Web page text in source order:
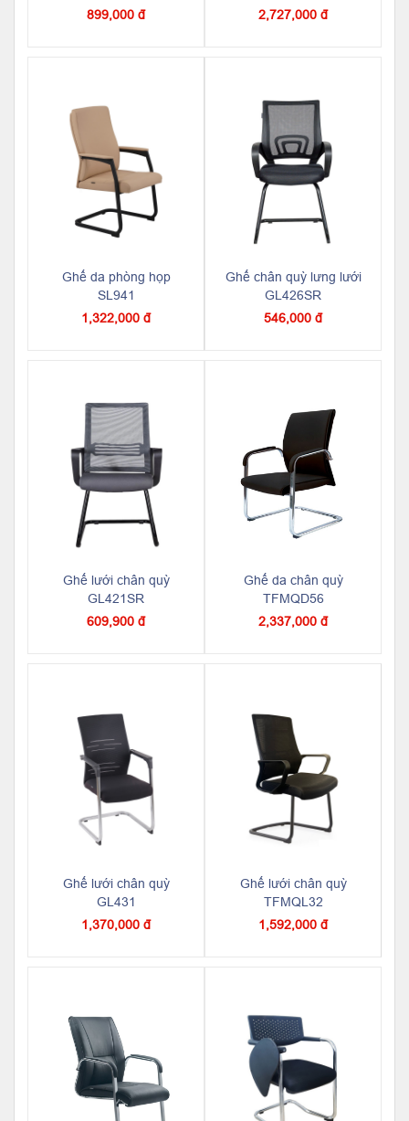
899,000 đ
2,727,000 đ
Ghế da phòng họp
SL941
1,322,000 đ
Ghế chân quỳ lưng lưới
GL426SR
546,000 đ
Ghế lưới chân quỳ
GL421SR
609,900 đ
Ghế da chân quỳ
TFMQD56
2,337,000 đ
Ghế lưới chân quỳ
GL431
1,370,000 đ
Ghế lưới chân quỳ
TFMQL32
1,592,000 đ